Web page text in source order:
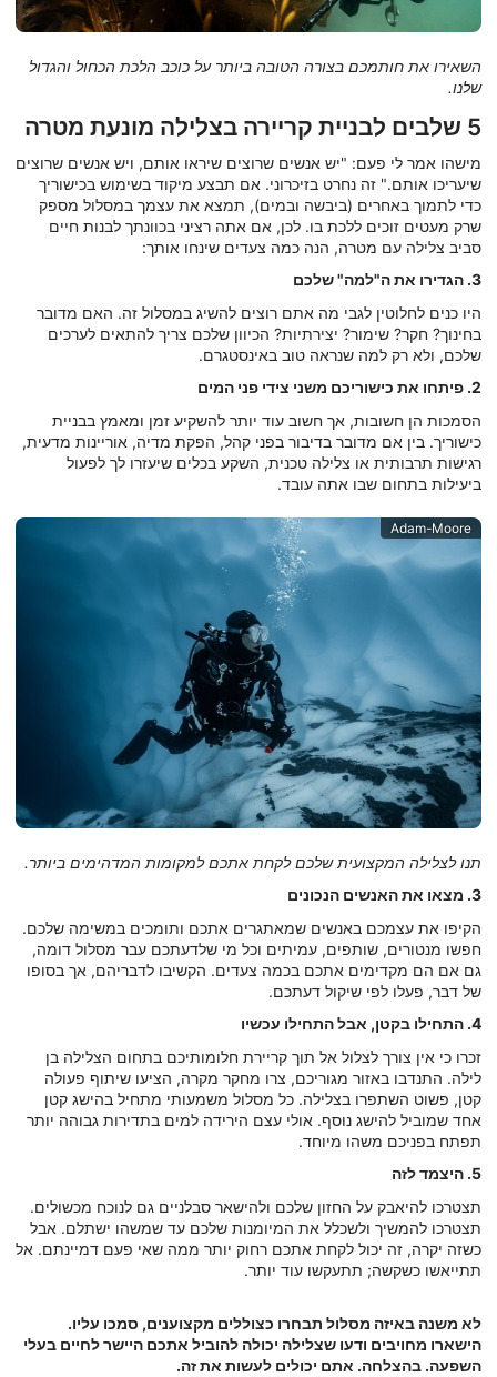
השאירו את חותמכם בצורה הטובה ביותר על כוכב הלכת הכחול והגדול
שלנו.
5 שלבים לבניית קריירה בצלילה מונעת מטרה
מישהו אמר לי פעם: "יש אנשים שרוצים שיראו אותם, ויש אנשים שרוצים
שיעריכו אותם." זה נחרט בזיכרוני. אם תבצע מיקוד בשימוש בכישוריך
כדי לתמוך באחרים (ביבשה ובמים), תמצא את עצמך במסלול מספק
שרק מעטים זוכים ללכת בו. לכן, אם אתה רציני בכוונתך לבנות חיים
סביב צלילה עם מטרה, הנה כמה צעדים שינחו אותך:
3. הגדירו את ה"למה" שלכם
היו כנים לחלוטין לגבי מה אתם רוצים להשיג במסלול זה. האם מדובר
בחינוך? חקר? שימור? יצירתיות? הכיוון שלכם צריך להתאים לערכים
שלכם, ולא רק למה שנראה טוב באינסטגרם.
2. פיתחו את כישוריכם משני צידי פני המים
הסמכות הן חשובות, אך חשוב עוד יותר להשקיע זמן ומאמץ בבניית
כישוריך. בין אם מדובר בדיבור בפני קהל, הפקת מדיה, אוריינות מדעית,
רגישות תרבותית או צלילה טכנית, השקע בכלים שיעזרו לך לפעול
ביעילות בתחום שבו אתה עובד.
Adam-Moore
תנו לצלילה המקצועית שלכם לקחת אתכם למקומות המדהימים ביותר.
3. מצאו את האנשים הנכונים
הקיפו את עצמכם באנשים שמאתגרים אתכם ותומכים במשימה שלכם.
חפשו מנטורים, שותפים, עמיתים וכל מי שלדעתכם עבר מסלול דומה,
גם אם הם מקדימים אתכם בכמה צעדים. הקשיבו לדבריהם, אך בסופו
של דבר, פעלו לפי שיקול דעתכם.
4. התחילו בקטן, אבל התחילו עכשיו
זכרו כי אין צורך לצלול אל תוך קריירת חלומותיכם בתחום הצלילה בן
לילה. התנדבו באזור מגוריכם, צרו מחקר מקרה, הציעו שיתוף פעולה
קטן, פשוט השתפרו בצלילה. כל מסלול משמעותי מתחיל בהישג קטן
אחד שמוביל להישג נוסף. אולי עצם הירידה למים בתדירות גבוהה יותר
תפתח בפניכם משהו מיוחד.
5. היצמד לזה
תצטרכו להיאבק על החזון שלכם ולהישאר סבלניים גם לנוכח מכשולים.
תצטרכו להמשיך ולשכלל את המיומנות שלכם עד שמשהו ישתלם. אבל
כשזה יקרה, זה יכול לקחת אתכם רחוק יותר ממה שאי פעם דמיינתם. אל
תתייאשו כשקשה; תתעקשו עוד יותר.
לא משנה באיזה מסלול תבחרו כצוללים מקצוענים, סמכו עליו.
הישארו מחויבים ודעו שצלילה יכולה להוביל אתכם היישר לחיים בעלי
השפעה. בהצלחה. אתם יכולים לעשות את זה.